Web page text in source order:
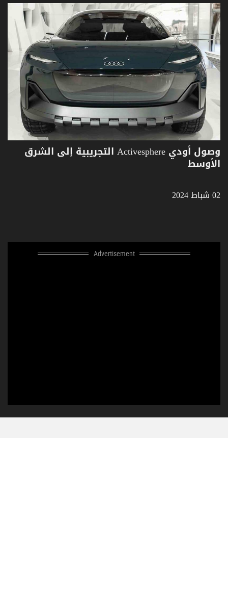
وصول أودي Activesphere التجريبية إلى الشرق
الأوسط
02 شباط 2024
Advertisement